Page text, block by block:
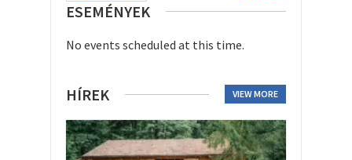
ESEMÉNYEK
No events scheduled at this time.
HÍREK VIEW MORE